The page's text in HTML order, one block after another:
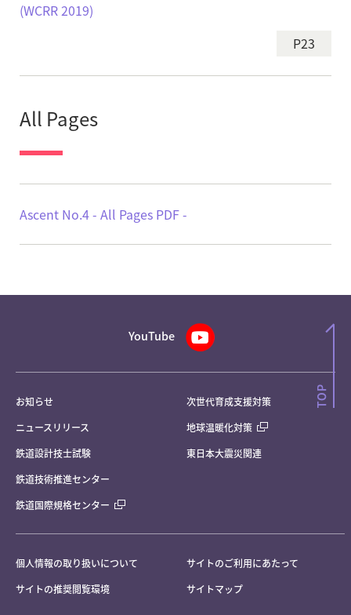
(WCRR 2019)
P23
All Pages
Ascent No.4 - All Pages PDF -
YouTube
お知らせ
ニュースリリース
鉄道設計技士試験
鉄道技術推進センター
鉄道国際規格センター
次世代育成支援対策
地球温暖化対策
東日本大震災関連
個人情報の取り扱いについて
サイトのご利用にあたって
サイトの推奨閲覧環境
サイトマップ